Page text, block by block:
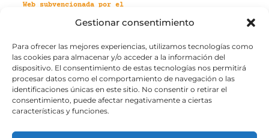
Gestionar consentimiento
Para ofrecer las mejores experiencias, utilizamos tecnologías como
las cookies para almacenar y/o acceder a la información del
dispositivo. El consentimiento de estas tecnologías nos permitirá
procesar datos como el comportamiento de navegación o las
identificaciones únicas en este sitio. No consentir o retirar el
consentimiento, puede afectar negativamente a ciertas
características y funciones.
Web subvencionada por el
Aviso legalPolítica de privacidad
Política de cookies
Portal de transparenciaAccesibilidad